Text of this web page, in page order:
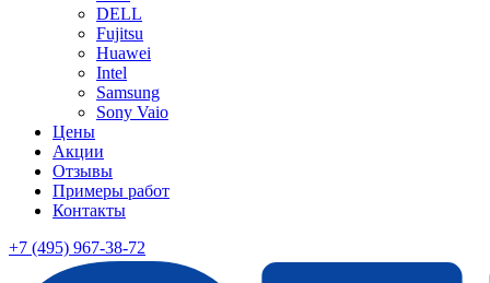
DELL
Fujitsu
Huawei
Intel
Samsung
Sony Vaio
Цены
Акции
Отзывы
Примеры работ
Контакты
+7 (495) 967-38-72